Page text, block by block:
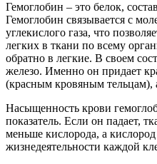
Гемоглобин – это белок,
Гемоглобин связывается с
углекислого газа, что
легких в ткани по всему
обратно в легкие. В своем
железо. Именно он придает
(красным кровяным тельцам),
Насыщенность крови
показатель. Если он падает,
меньше кислорода, а
жизнедеятельности каждой